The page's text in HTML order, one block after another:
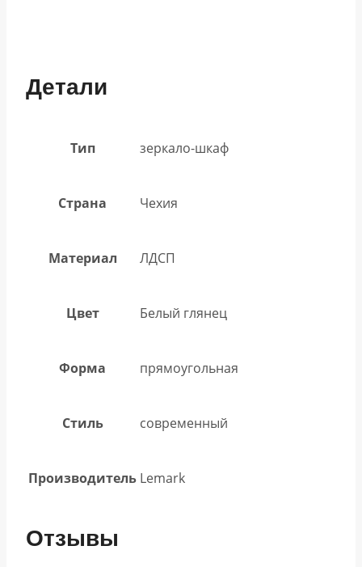
Детали
Тип зеркало-шкаф
Страна Чехия
Материал ЛДСП
Цвет Белый глянец
Форма прямоугольная
Стиль современный
Производитель Lemark
Отзывы